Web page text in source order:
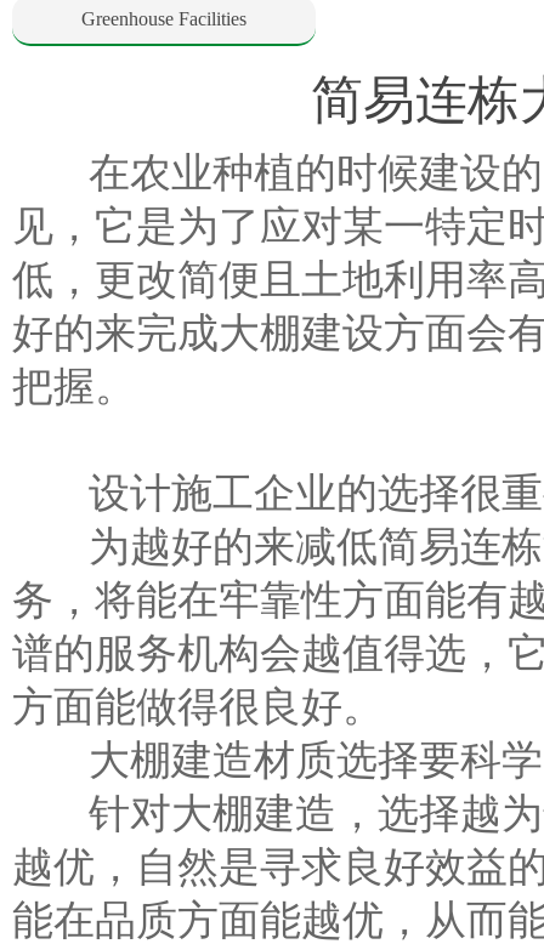
Greenhouse Facilities
简易连栋
在农业种植的时候建设的
见，它是为了应对某一特定
低，更改简便且土地利用率
好的来完成大棚建设方面会
把握。
设计施工企业的选择很
为越好的来减低简易连栋
务，将能在牢靠性方面能有
谱的服务机构会越值得选，
方面能做得很良好。
大棚建造材质选择要科学
针对大棚建造，选择越为
越优，自然是寻求良好效益
能在品质方面能越优，从而